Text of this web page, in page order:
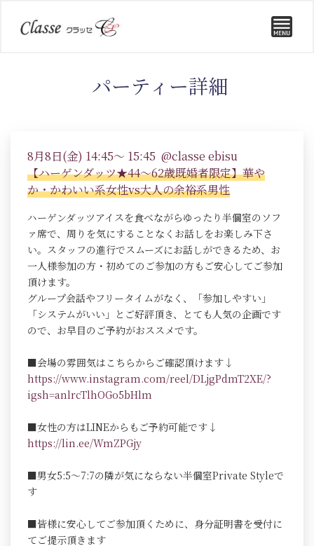
パーティー詳細
8月8日(金) 14:45～ 15:45 @classe ebisu
【ハーゲンダッツ★44～62歳既婚者限定】華や
か・かわいい系女性vs大人の余裕系男性
ハーゲンダッツアイスを食べながらゆったり半個室のソフ
ァ席で、周りを気にすることなくお話しをお楽しみ下さ
い。スタッフの進行でスムーズにお話しができるため、お
一人様参加の方・初めてのご参加の方もご安心してご参加
頂けます。
グループ会話やフリータイムがなく、「参加しやすい」
「システムがいい」とご好評頂き、とても人気の企画です
ので、お早目のご予約がおススメです。
■会場の雰囲気はこちらからご確認頂けます↓
https://www.instagram.com/reel/DLjgPdmT2XE/?
igsh=anlrcTlhOGo5bHlm
■女性の方はLINEからもご予約可能です↓
https://lin.ee/WmZPGjy
■男女5:5～7:7の隣が気にならない半個室Private Styleで
す
■皆様に安心してご参加頂くために、身分証明書を受付に
てご提示頂きます